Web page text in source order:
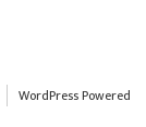
WordPress Powered